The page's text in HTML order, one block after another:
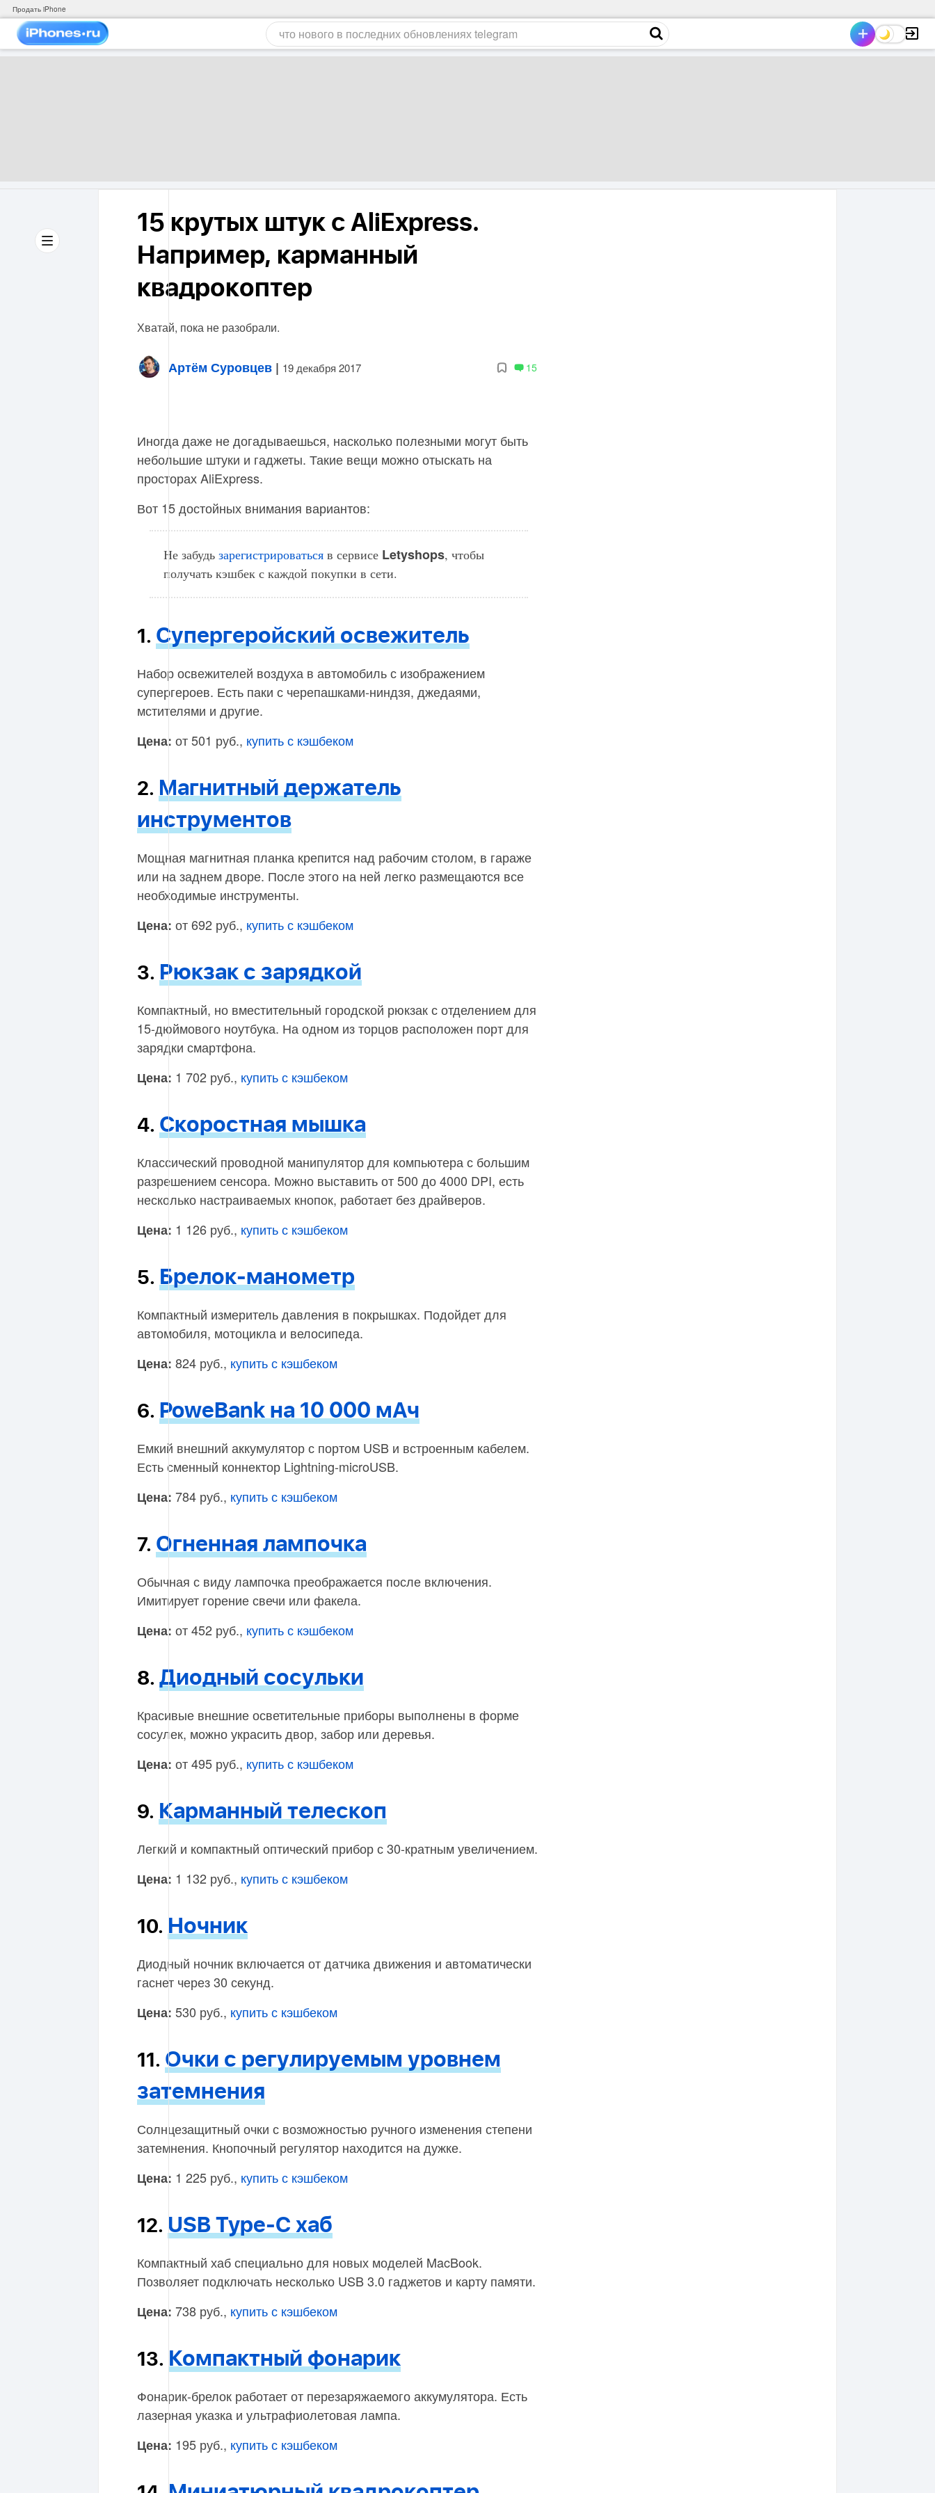
Продать iPhone
15 крутых штук с AliExpress.
Например, карманный
квадрокоптер
Хватай, пока не разобрали.
Артём Суровцев | 19 декабря 2017 15
Иногда даже не догадываешься, насколько полезными могут быть
небольшие штуки и гаджеты. Такие вещи можно отыскать на
просторах AliExpress.
Вот 15 достойных внимания вариантов:
Не забудь зарегистрироваться в сервисе Letyshops, чтобы
получать кэшбек с каждой покупки в сети.
1. Супергеройский освежитель
Набор освежителей воздуха в автомобиль с изображением
супергероев. Есть паки с черепашками-ниндзя, джедаями,
мстителями и другие.
Цена: от 501 руб., купить с кэшбеком
2. Магнитный держатель
инструментов
Мощная магнитная планка крепится над рабочим столом, в гараже
или на заднем дворе. После этого на ней легко размещаются все
необходимые инструменты.
Цена: от 692 руб., купить с кэшбеком
3. Рюкзак с зарядкой
Компактный, но вместительный городской рюкзак с отделением для
15-дюймового ноутбука. На одном из торцов расположен порт для
зарядки смартфона.
Цена: 1 702 руб., купить с кэшбеком
4. Скоростная мышка
Классический проводной манипулятор для компьютера с большим
разрешением сенсора. Можно выставить от 500 до 4000 DPI, есть
несколько настраиваемых кнопок, работает без драйверов.
Цена: 1 126 руб., купить с кэшбеком
5. Брелок-манометр
Компактный измеритель давления в покрышках. Подойдет для
автомобиля, мотоцикла и велосипеда.
Цена: 824 руб., купить с кэшбеком
6. PoweBank на 10 000 мАч
Емкий внешний аккумулятор с портом USB и встроенным кабелем.
Есть сменный коннектор Lightning-microUSB.
Цена: 784 руб., купить с кэшбеком
7. Огненная лампочка
Обычная с виду лампочка преображается после включения.
Имитирует горение свечи или факела.
Цена: от 452 руб., купить с кэшбеком
8. Диодный сосульки
Красивые внешние осветительные приборы выполнены в форме
сосулек, можно украсить двор, забор или деревья.
Цена: от 495 руб., купить с кэшбеком
9. Карманный телескоп
Легкий и компактный оптический прибор с 30-кратным увеличением.
Цена: 1 132 руб., купить с кэшбеком
10. Ночник
Диодный ночник включается от датчика движения и автоматически
гаснет через 30 секунд.
Цена: 530 руб., купить с кэшбеком
11. Очки с регулируемым уровнем
затемнения
Солнцезащитный очки с возможностью ручного изменения степени
затемнения. Кнопочный регулятор находится на дужке.
Цена: 1 225 руб., купить с кэшбеком
12. USB Type-C хаб
Компактный хаб специально для новых моделей MacBook.
Позволяет подключать несколько USB 3.0 гаджетов и карту памяти.
Цена: 738 руб., купить с кэшбеком
13. Компактный фонарик
Фонарик-брелок работает от перезаряжаемого аккумулятора. Есть
лазерная указка и ультрафиолетовая лампа.
Цена: 195 руб., купить с кэшбеком